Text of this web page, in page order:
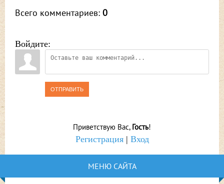
Всего комментариев: 0
Войдите:
ОТПРАВИТЬ
Приветствую Вас, Гость!
Регистрация| Вход
МЕНЮ САЙТА